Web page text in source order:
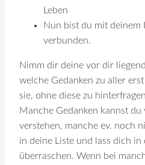
Leben
Nun bist du mit deinem
verbunden.
Nimm dir deine vor dir
welche Gedanken zu aller
sie, ohne diese zu
Manche Gedanken kannst
verstehen, manche ev. noch
in deine Liste und lass dich in
überraschen. Wenn bei